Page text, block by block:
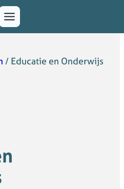
/ Educatie en Onderwijs